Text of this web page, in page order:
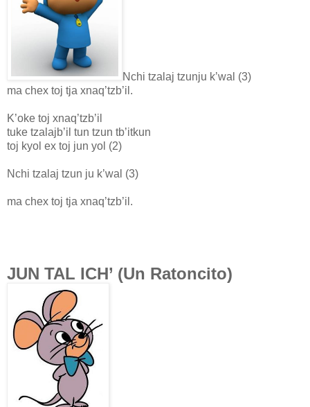
Nchi tzalaj tzunju k’wal (3)
ma chex toj tja xnaq’tzb’il.
K’oke toj xnaq’tzb’il
tuke tzalajb’il tun tzun tb’itkun
toj kyol ex toj jun yol (2)
Nchi tzalaj tzun ju k’wal (3)
ma chex toj tja xnaq’tzb’il.
JUN TAL ICH’ (Un Ratoncito)